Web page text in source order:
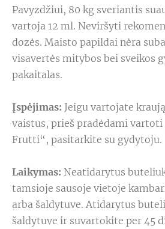
Pavyzdžiui, 80 kg sveriantis
vartoja 12 ml. Neviršyti
dozės. Maisto papildai nėra
visavertės mitybos bei sveikos
pakaitalas.
Įspėjimas: Jeigu vartojate
vaistus, prieš pradėdami
Frutti“, pasitarkite su gydytoju.
Laikymas: Neatidarytus
tamsioje sausoje vietoje
arba šaldytuve. Atidarytus
šaldytuve ir suvartokite per 45